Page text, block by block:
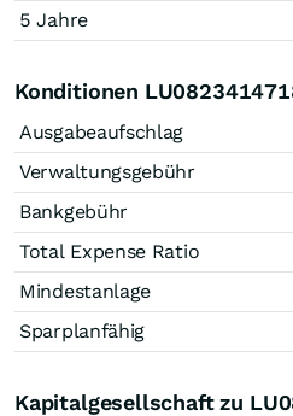
5 Jahre
Konditionen
Ausgabeaufschlag
Verwaltungsgebühr
Bankgebühr
Total Expense Ratio
Mindestanlage
Sparplanfähig
Kapitalgesellschaft zu